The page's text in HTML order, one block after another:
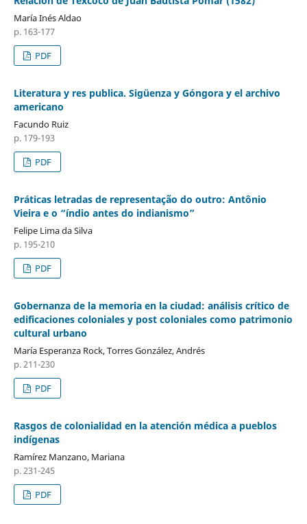
María Inés Aldao
p. 163-177
PDF
Literatura y res publica. Sigüenza y Góngora y el archivo
americano
Facundo Ruiz
p. 179-193
PDF
Práticas letradas de representação do outro: Antônio
Vieira e o “índio antes do indianismo”
Felipe Lima da Silva
p. 195-210
PDF
Gobernanza de la memoria en la ciudad: análisis crítico de
edificaciones coloniales y post coloniales como patrimonio
cultural urbano
María Esperanza Rock, Torres González, Andrés
p. 211-230
PDF
Rasgos de colonialidad en la atención médica a pueblos
indígenas
Ramírez Manzano, Mariana
p. 231-245
PDF